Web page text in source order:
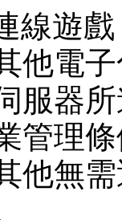
線遊
他電
服器
管理
他無